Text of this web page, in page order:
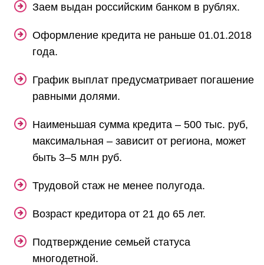
Заем выдан российским банком в рублях.
Оформление кредита не раньше 01.01.2018
года.
График выплат предусматривает погашение
равными долями.
Наименьшая сумма кредита – 500 тыс. руб,
максимальная – зависит от региона, может
быть 3–5 млн руб.
Трудовой стаж не менее полугода.
Возраст кредитора от 21 до 65 лет.
Подтверждение семьей статуса
многодетной.